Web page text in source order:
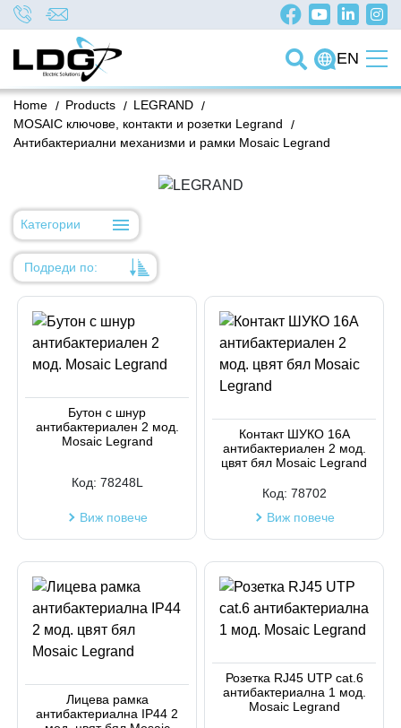
EN
/
Home /
Products /
LEGRAND
/
MOSAIC ключове, контакти и розетки Legrand
Антибактериални механизми и рамки Mosaic Legrand
Категории
Подреди по:
Име
Код на артикул
Код на артикул
Бутон с шнур
антибактериален 2 мод.
Mosaic Legrand
Код: 78248L
Виж повече
Контакт ШУКО 16A
антибактериален 2 мод.
цвят бял Mosaic Legrand
Код: 78702
Виж повече
Лицева рамка
антибактериална IP44 2
Розетка RJ45 UTP cat.6
антибактериална 1 мод.
Mosaic Legrand